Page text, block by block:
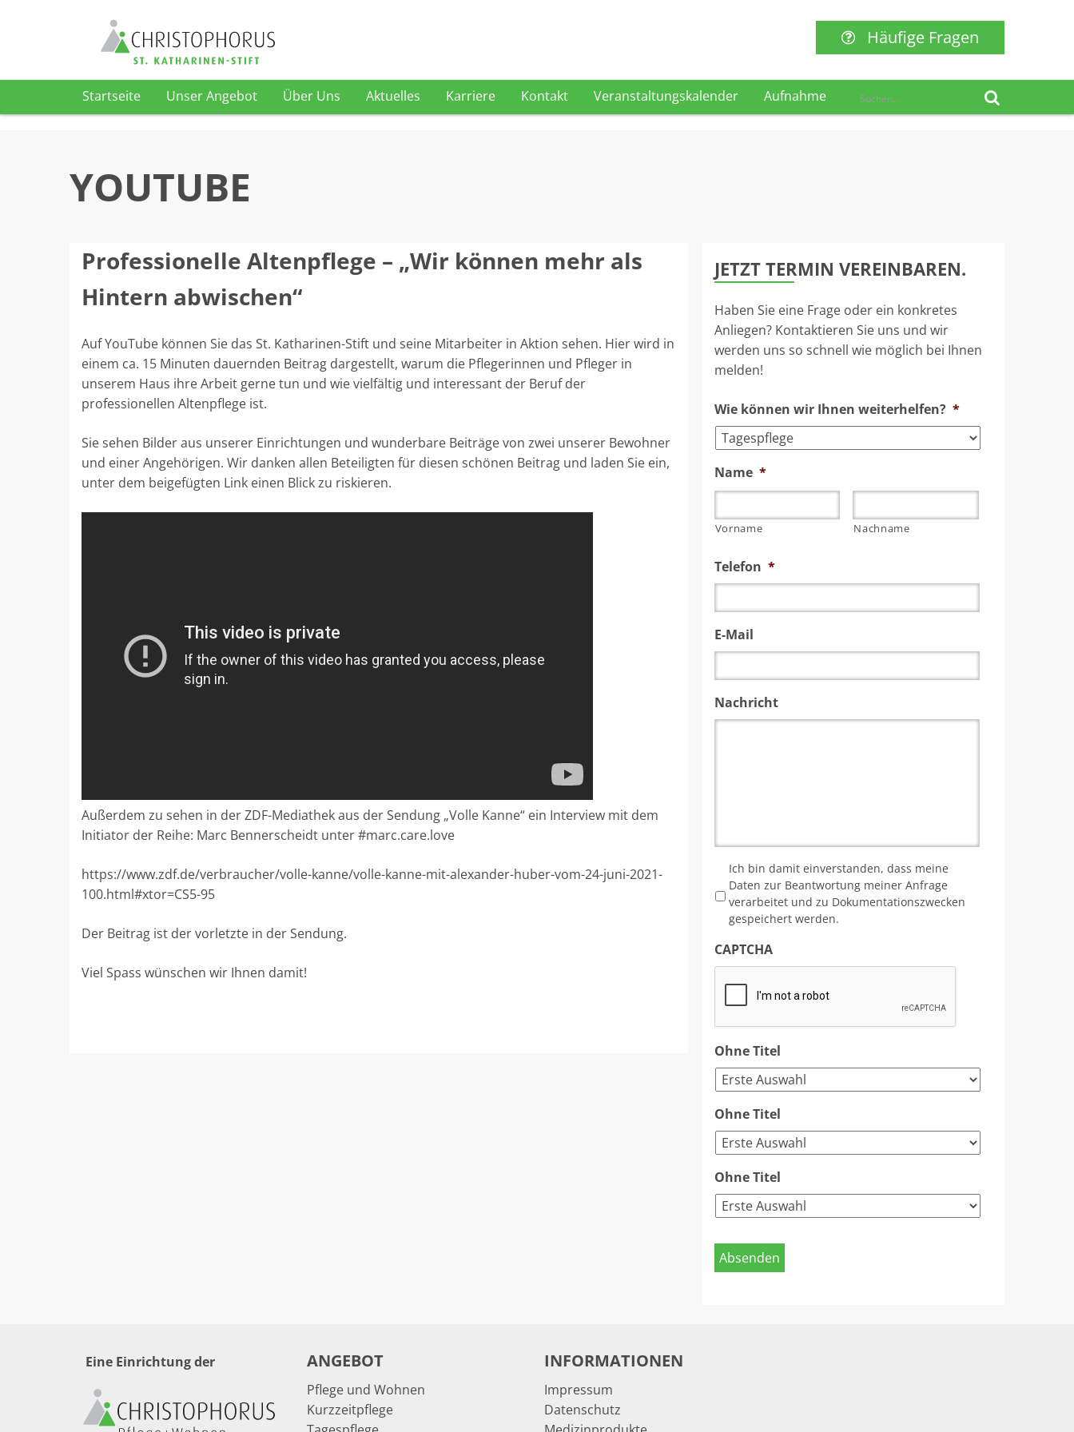
Häufige Fragen
Startseite Unser Angebot Über Uns Aktuelles Karriere Kontakt Veranstaltungskalender Aufnahme
YOUTUBE
Professionelle Altenpflege – „Wir können mehr als
Hintern abwischen“
Auf YouTube können Sie das St. Katharinen-Stift und seine Mitarbeiter in Aktion sehen. Hier wird in
einem ca. 15 Minuten dauernden Beitrag dargestellt, warum die Pflegerinnen und Pfleger in
unserem Haus ihre Arbeit gerne tun und wie vielfältig und interessant der Beruf der
professionellen Altenpflege ist.
Sie sehen Bilder aus unserer Einrichtungen und wunderbare Beiträge von zwei unserer Bewohner
und einer Angehörigen. Wir danken allen Beteiligten für diesen schönen Beitrag und laden Sie ein,
unter dem beigefügten Link einen Blick zu riskieren.
Außerdem zu sehen in der ZDF-Mediathek aus der Sendung „Volle Kanne“ ein Interview mit dem
Initiator der Reihe: Marc Bennerscheidt unter #marc.care.love
https://www.zdf.de/verbraucher/volle-kanne/volle-kanne-mit-alexander-huber-vom-24-juni-2021-
100.html#xtor=CS5-95
Der Beitrag ist der vorletzte in der Sendung.
Viel Spass wünschen wir Ihnen damit!
JETZT TERMIN VEREINBAREN.
Haben Sie eine Frage oder ein konkretes
Anliegen? Kontaktieren Sie uns und wir
werden uns so schnell wie möglich bei Ihnen
melden!
Wie können wir Ihnen weiterhelfen? *
Name *
Vorname Nachname
Telefon *
E-Mail
Nachricht
Ich bin damit einverstanden, dass meine
Daten zur Beantwortung meiner Anfrage
verarbeitet und zu Dokumentationszwecken
gespeichert werden.
CAPTCHA
Ohne Titel
Ohne Titel
Ohne Titel
Eine Einrichtung der ANGEBOT
Pflege und Wohnen
Kurzzeitpflege
INFORMATIONEN
Impressum
Datenschutz